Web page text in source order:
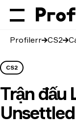
Profilerr CS2
CS2
Trận đấu